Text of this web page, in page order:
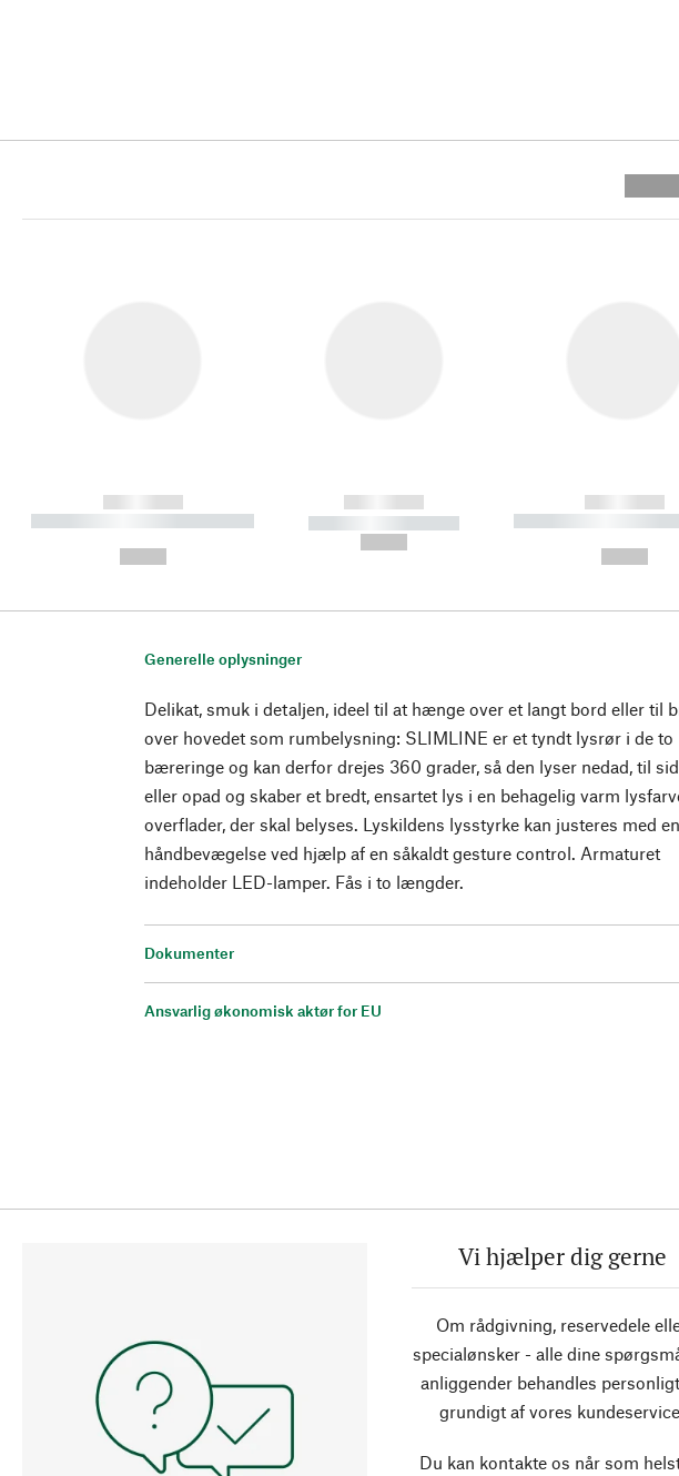
------------
----------- ----------- ----------
------------
----------- -----------
------------
----------- -----------
Generelle oplysninger
Delikat, smuk i detaljen, ideel til at hænge over et langt bord eller til
over hovedet som rumbelysning: SLIMLINE er et tyndt lysrør i de to
bæreringe og kan derfor drejes 360 grader, så den lyser nedad, til
eller opad og skaber et bredt, ensartet lys i en behagelig varm
overflader, der skal belyses. Lyskildens lysstyrke kan justeres med
håndbevægelse ved hjælp af en såkaldt gesture control. Armaturet
indeholder LED-lamper. Fås i to længder.
Dokumenter
Ansvarlig økonomisk aktør for EU
Vi hjælper dig gerne
Om rådgivning, reservedele
specialønsker - alle dine
anliggender behandles
grundigt af vores kundeservice.
Du kan kontakte os når som